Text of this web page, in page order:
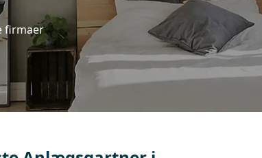
firmaer